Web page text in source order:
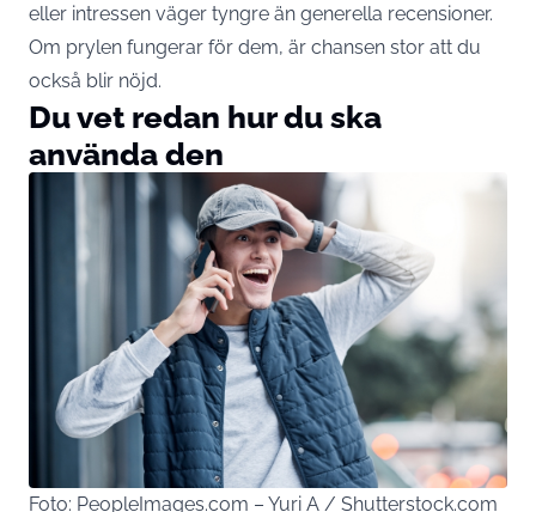
eller intressen väger tyngre än generella recensioner.
Om prylen fungerar för dem, är chansen stor att du
också blir nöjd.
Du vet redan hur du ska
använda den
Foto: PeopleImages.com – Yuri A / Shutterstock.com